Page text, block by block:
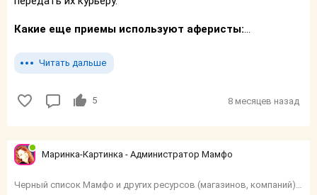
Какие еще приемы используют аферисты:...
Читать дальше
5 8 месяцев назад
Маринка-Картинка - Администратор Мамфо